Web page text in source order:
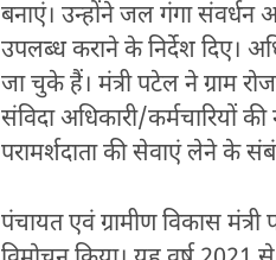
बनाएं। उन्होंने जल गंगा संवर्धन
उपलब्ध कराने के निर्देश दिए।
जा चुके हैं। मंत्री पटेल ने ग्राम
संविदा अधिकारी/कर्मचारियों
परामर्शदाता की सेवाएं लेने के
पंचायत एवं ग्रामीण विकास